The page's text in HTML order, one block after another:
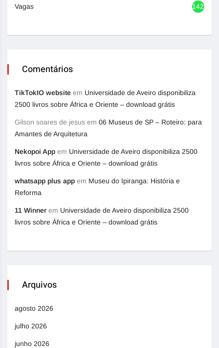
Vagas 1420
Comentários
TikTokIO website em Universidade de Aveiro disponibiliza
2500 livros sobre África e Oriente – download grátis
Gilson soares de jesus em 06 Museus de SP – Roteiro: para
Amantes de Arquitetura
Nekopoi App em Universidade de Aveiro disponibiliza 2500
livros sobre África e Oriente – download grátis
whatsapp plus app em Museu do Ipiranga: História e
Reforma
11 Winner em Universidade de Aveiro disponibiliza 2500
livros sobre África e Oriente – download grátis
Arquivos
agosto 2026
julho 2026
junho 2026